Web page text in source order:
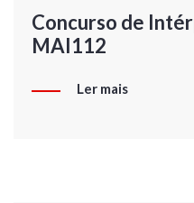
Concurso de
MAI112
Ler mais